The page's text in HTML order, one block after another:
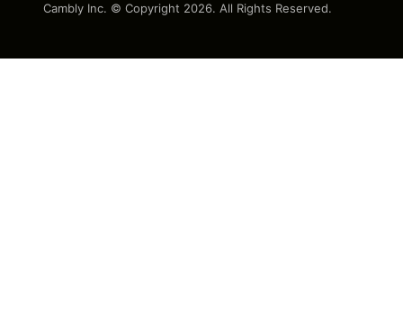
Cambly Inc. © Copyright 2026. All Rights Reserved.